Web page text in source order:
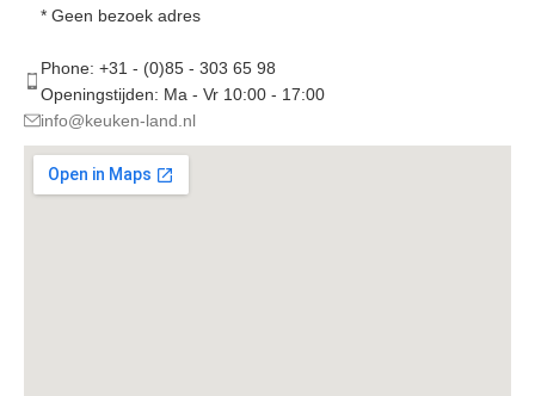
* Geen bezoek adres
Phone: +31 - (0)85 - 303 65 98
Openingstijden: Ma - Vr 10:00 - 17:00
info@keuken-land.nl